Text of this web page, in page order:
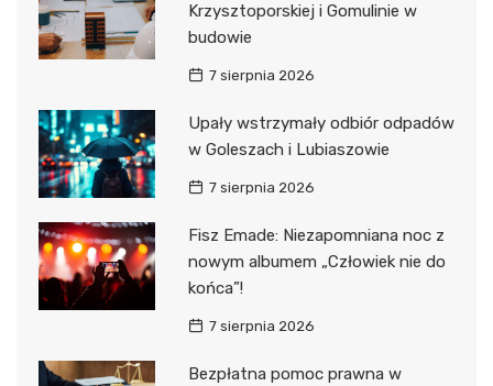
Krzysztoporskiej i Gomulinie w
budowie
7 sierpnia 2026
Upały wstrzymały odbiór odpadów
w Goleszach i Lubiaszowie
7 sierpnia 2026
Fisz Emade: Niezapomniana noc z
nowym albumem „Człowiek nie do
końca”!
7 sierpnia 2026
Bezpłatna pomoc prawna w